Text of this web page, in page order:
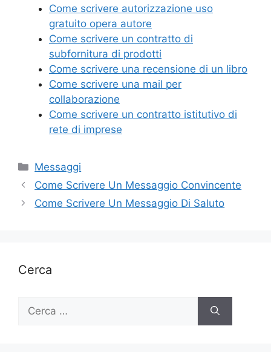
b
o
o
k
st
vi
di
Come scrivere autorizzazione uso
gratuito opera autore
Come scrivere un contratto di
subfornitura di prodotti
Come scrivere una recensione di un libro
Come scrivere una mail per
collaborazione
Come scrivere un contratto istitutivo di
rete di imprese
Categorie
Messaggi
Come Scrivere Un Messaggio Convincente
Come Scrivere Un Messaggio Di Saluto
Cerca
per: